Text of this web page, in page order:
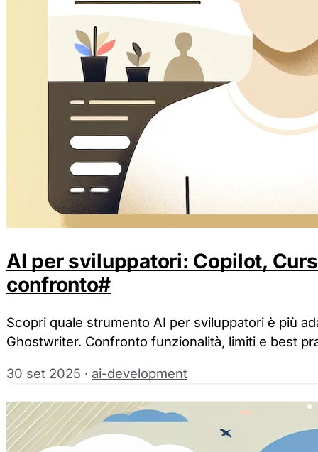
AI per sviluppatori: Copilot,
confronto#
Scopri quale strumento AI per sviluppatori è più
Ghostwriter. Confronto funzionalità, limiti e best
30 set 2025 · ai-development